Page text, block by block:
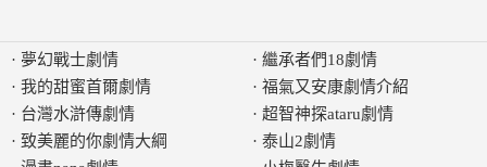
· 夢幻戰士劇情
· 我的甜蜜首爾劇情
· 台灣水滸傳劇情
· 致美麗的你劇情大綱
· 繼承者們18劇情
· 福氣又安康劇情介紹
· 超智神探ataru劇情
· 泰山2劇情